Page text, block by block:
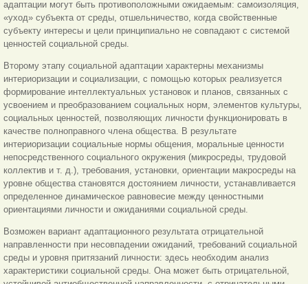
адаптации могут быть противоположными ожидаемым: самоизоляция,
«уход» субъекта от среды, отшельничество, когда свойственные
субъекту интересы и цели принципиально не совпадают с системой
ценностей социальной среды.
Второму этапу социальной адаптации характерны механизмы
интериоризации и социализации, с помощью которых реализуется
формирование интеллектуальных установок и планов, связанных с
усвоением и преобразованием социальных норм, элементов культуры,
социальных ценностей, позволяющих личности функционировать в
качестве полноправного члена общества. В результате
интериоризации социальные нормы общения, моральные ценности
непосредственного социального окружения (микросреды, трудовой
коллектив и т. д.), требования, установки, ориентации макросреды на
уровне общества становятся достоянием личности, устанавливается
определенное динамическое равновесие между ценностными
ориентациями личности и ожиданиями социальной среды.
Возможен вариант адаптационного результата отрицательной
направленности при несовпадении ожиданий, требований социальной
среды и уровня притязаний личности: здесь необходим анализ
характеристики социальной среды. Она может быть отрицательной,